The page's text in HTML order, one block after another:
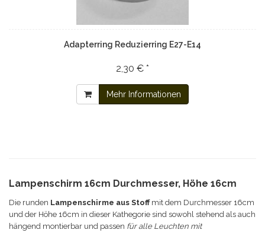
Adapterring Reduzierring E27-E14
2,30 € *
Mehr Informationen
Lampenschirm 16cm Durchmesser, Höhe 16cm
Die runden Lampenschirme aus Stoffmit dem Durchmesser 16cm
und der Höhe 16cm in dieser Kathegorie sind sowohl stehend als auch
hängend montierbar und passen für alle Leuchten mit